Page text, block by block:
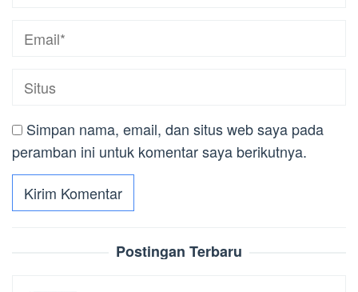
Simpan nama, email, dan situs web saya pada
peramban ini untuk komentar saya berikutnya.
Postingan Terbaru